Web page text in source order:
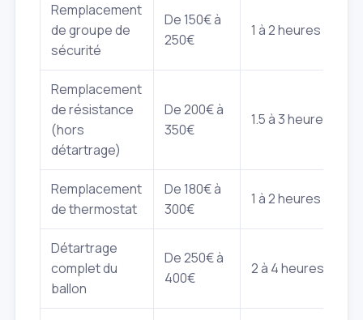
Remplacement
de groupe de
sécurité
De 150€ à
250€
1 à 2 heures
Remplacement
de résistance
(hors
détartrage)
De 200€ à
350€
1.5 à 3 heures
Remplacement
de thermostat
De 180€ à
300€
1 à 2 heures
Détartrage
complet du
ballon
De 250€ à
400€
2 à 4 heures